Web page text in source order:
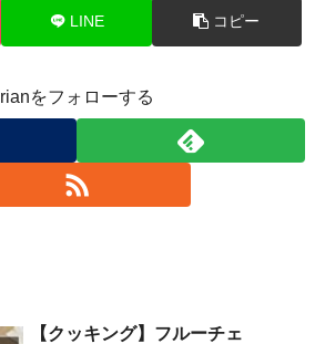
LINE コピー
rianをフォローする
【クッキング】フルーチェ